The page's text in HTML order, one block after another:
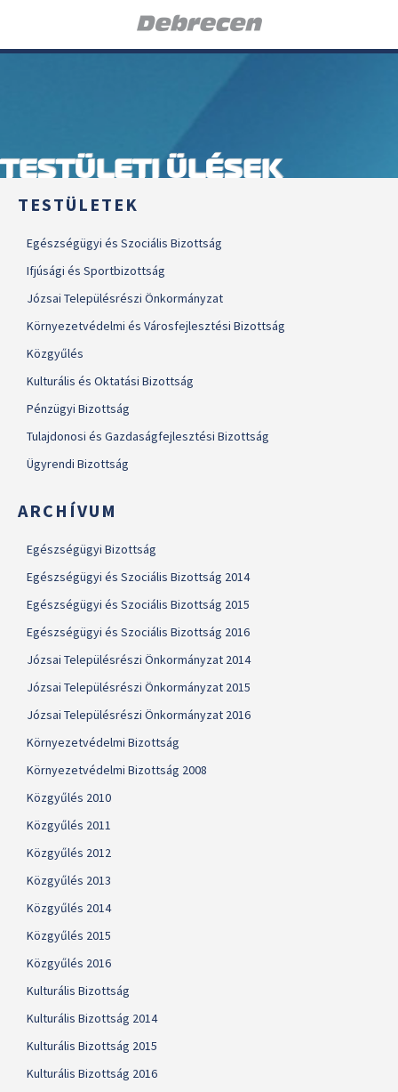
TESTÜLETI ÜLÉSEK
TESTÜLETEK
Egészségügyi és Szociális Bizottság
Ifjúsági és Sportbizottság
Józsai Településrészi Önkormányzat
Környezetvédelmi és Városfejlesztési Bizottság
Közgyűlés
Kulturális és Oktatási Bizottság
Pénzügyi Bizottság
Tulajdonosi és Gazdaságfejlesztési Bizottság
Ügyrendi Bizottság
ARCHÍVUM
Egészségügyi Bizottság
Egészségügyi és Szociális Bizottság 2014
Egészségügyi és Szociális Bizottság 2015
Egészségügyi és Szociális Bizottság 2016
Józsai Településrészi Önkormányzat 2014
Józsai Településrészi Önkormányzat 2015
Józsai Településrészi Önkormányzat 2016
Környezetvédelmi Bizottság
Környezetvédelmi Bizottság 2008
Közgyűlés 2010
Közgyűlés 2011
Közgyűlés 2012
Közgyűlés 2013
Közgyűlés 2014
Közgyűlés 2015
Közgyűlés 2016
Kulturális Bizottság
Kulturális Bizottság 2014
Kulturális Bizottság 2015
Kulturális Bizottság 2016